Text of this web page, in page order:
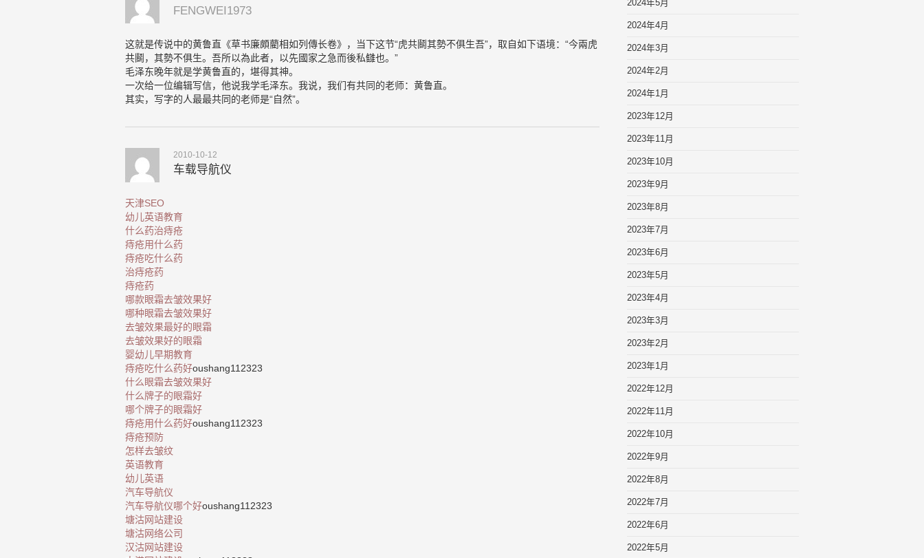
FENGWEI1973
这就是传说中的黄鲁直《草书廉頗藺相如列傳长卷》，当下这节“虎共鬬其勢不俱生吾”，取自如下语境：“今兩虎
共鬬，其勢不俱生。吾所以為此者，以先國家之急而後私讎也。”
毛泽东晚年就是学黄鲁直的，堪得其神。
一次给一位编辑写信，他说我学毛泽东。我说，我们有共同的老师：黄鲁直。
其实，写字的人最最共同的老师是“自然”。
2010-10-12
车载导航仪
天津SEO
幼儿英语教育
什么药治痔疮
痔疮用什么药
痔疮吃什么药
治痔疮药
痔疮药
哪款眼霜去皱效果好
哪种眼霜去皱效果好
去皱效果最好的眼霜
去皱效果好的眼霜
婴幼儿早期教育
痔疮吃什么药好oushang112323
什么眼霜去皱效果好
什么牌子的眼霜好
哪个牌子的眼霜好
痔疮用什么药好oushang112323
痔疮预防
怎样去皱纹
英语教育
幼儿英语
汽车导航仪
汽车导航仪哪个好oushang112323
塘沽网站建设
塘沽网络公司
汉沽网站建设
2024年5月
2024年4月
2024年3月
2024年2月
2024年1月
2023年12月
2023年11月
2023年10月
2023年9月
2023年8月
2023年7月
2023年6月
2023年5月
2023年4月
2023年3月
2023年2月
2023年1月
2022年12月
2022年11月
2022年10月
2022年9月
2022年8月
2022年7月
2022年6月
2022年5月